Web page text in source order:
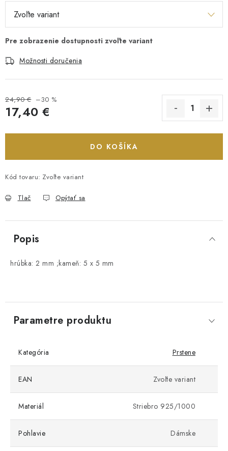
Možnosti doručenia
24,90 € –30 %
17,40 €
DO KOŠÍKA
Kód tovaru: Zvoľte variant
Tlač Opýtať sa
Popis
hrúbka: 2 mm ;kameň: 5 x 5 mm
Parametre produktu
Kategória Prstene
EAN Zvoľte variant
Materiál Striebro 925/1000
Pohlavie Dámske